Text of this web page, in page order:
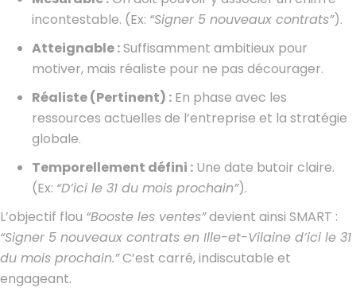
incontestable. (Ex: “Signer 5 nouveaux contrats”).
Atteignable :Suffisamment ambitieux pour
motiver, mais réaliste pour ne pas décourager.
Réaliste (Pertinent) : En phase avec les
ressources actuelles de l’entreprise et la stratégie
globale.
Temporellement défini : Une date butoir claire.
(Ex: “D’ici le 31 du mois prochain”).
L’objectif flou “Booste les ventes”devient ainsi SMART :
“Signer 5 nouveaux contrats en Ille-et-Vilaine d’ici le 31
du mois prochain.”C’est carré, indiscutable et
engageant.